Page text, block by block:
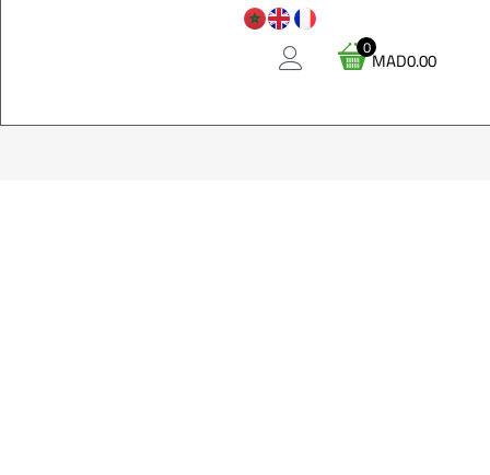
MAD0.00
0